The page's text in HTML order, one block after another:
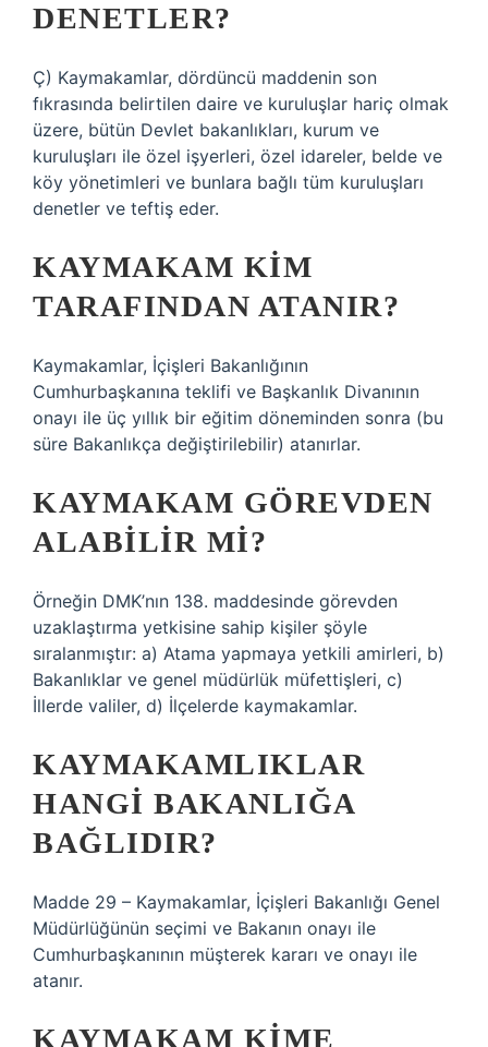
DENETLER?
Ç) Kaymakamlar, dördüncü maddenin son
fıkrasında belirtilen daire ve kuruluşlar hariç olmak
üzere, bütün Devlet bakanlıkları, kurum ve
kuruluşları ile özel işyerleri, özel idareler, belde ve
köy yönetimleri ve bunlara bağlı tüm kuruluşları
denetler ve teftiş eder.
KAYMAKAM KIM
TARAFINDAN ATANIR?
Kaymakamlar, İçişleri Bakanlığının
Cumhurbaşkanına teklifi ve Başkanlık Divanının
onayı ile üç yıllık bir eğitim döneminden sonra (bu
süre Bakanlıkça değiştirilebilir) atanırlar.
KAYMAKAM GÖREVDEN
ALABILIR MI?
Örneğin DMK’nın 138. maddesinde görevden
uzaklaştırma yetkisine sahip kişiler şöyle
sıralanmıştır: a) Atama yapmaya yetkili amirleri, b)
Bakanlıklar ve genel müdürlük müfettişleri, c)
İllerde valiler, d) İlçelerde kaymakamlar.
KAYMAKAMLIKLAR
HANGI BAKANLIĞA
BAĞLIDIR?
Madde 29 – Kaymakamlar, İçişleri Bakanlığı Genel
Müdürlüğünün seçimi ve Bakanın onayı ile
Cumhurbaşkanının müşterek kararı ve onayı ile
atanır.
KAYMAKAM KIME